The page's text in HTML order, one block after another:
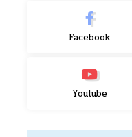
Facebook
Youtube